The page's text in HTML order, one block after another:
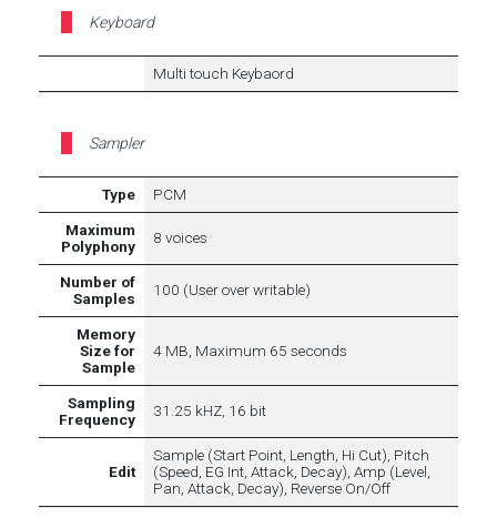
Keyboard
Multi touch Keybaord
Sampler
Type
PCM
Maximum
Polyphony
8 voices
Number of
Samples
100 (User over writable)
Memory
Size for
Sample
4 MB, Maximum 65 seconds
Sampling
Frequency
31.25 kHZ, 16 bit
Edit
Sample (Start Point, Length, Hi Cut), Pitch
(Speed, EG Int, Attack, Decay), Amp (Level,
Pan, Attack, Decay), Reverse On/Off